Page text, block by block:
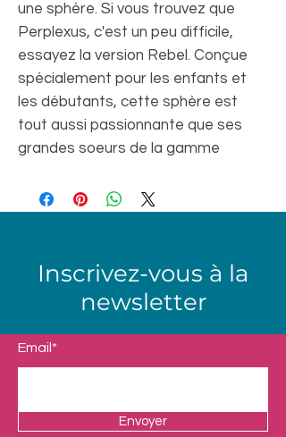
une sphère. Si vous trouvez que
Perplexus, c'est un peu difficile,
essayez la version Rebel. Conçue
spécialement pour les enfants et
les débutants, cette sphère est
tout aussi passionnante que ses
grandes soeurs de la gamme
Inscrivez-vous à la
newsletter
Email*
Envoyer